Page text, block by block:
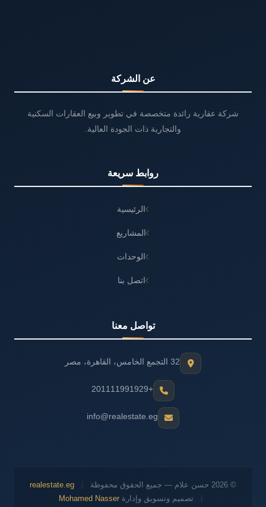
عن الشركة
شركة عقارية رائدة متخصصة في تطوير وبيع العقارات السكنية
والتجارية ذات الجودة العالية.
روابط سريعة
الرئيسية
المشاريع
الوحدات
اتصل بنا
تواصل معنا
32 التجمع الخامس، القاهرة، مصر
+201111991929
info@realestate.eg
© 2026 حسن علام — جميع الحقوق محفوظة
realestate.eg
تصميم وتسويق وإدارة Mohamed Nasser